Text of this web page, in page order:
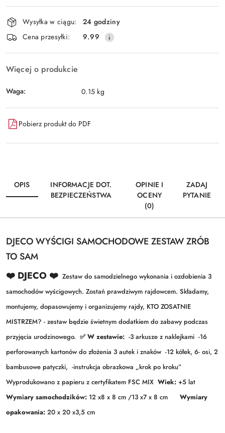
Wyślij
Dostępność
i
dostawa
Wysyłka w ciągu:
24 godziny
Cena przesyłki:
9.99
Więcej o produkcie
Waga: 0.15 kg
Pobierz produkt do PDF
OPIS
INFORMACJE DOT.
BEZPIECZEŃSTWA
OPINIE I
OCENY
(0)
ZADAJ
PYTANIE
DJECO WYŚCIGI SAMOCHODOWE ZESTAW ZRÓB
TO SAM
❤️ DJECO ❤️ Zestaw do samodzielnego wykonania i ozdobienia 3
samochodów wyścigowych. Zostań prawdziwym rajdowcem. Składamy,
montujemy, dopasowujemy i organizujemy rajdy, KTO ZOSATNIE
MISTRZEM? - zestaw będzie świetnym dodatkiem do zabawy podczas
przyjęcia urodzinowego. ✅ W zestawie: -3 arkusze z naklejkami -16
perforowanych kartonów do złożenia 3 autek i znaków -12 kółek, 6- osi, 2
bambusowe patyczki, -instrukcja obrazkowa „krok po kroku”
Wyprodukowano z papieru z certyfikatem FSC MIX Wiek: +5 lat
Wymiary samochodzików: 12 x8 x 8 cm /13 x7 x 8 cm
Wymiary
opakowania: 20 x 20 x3,5 cm